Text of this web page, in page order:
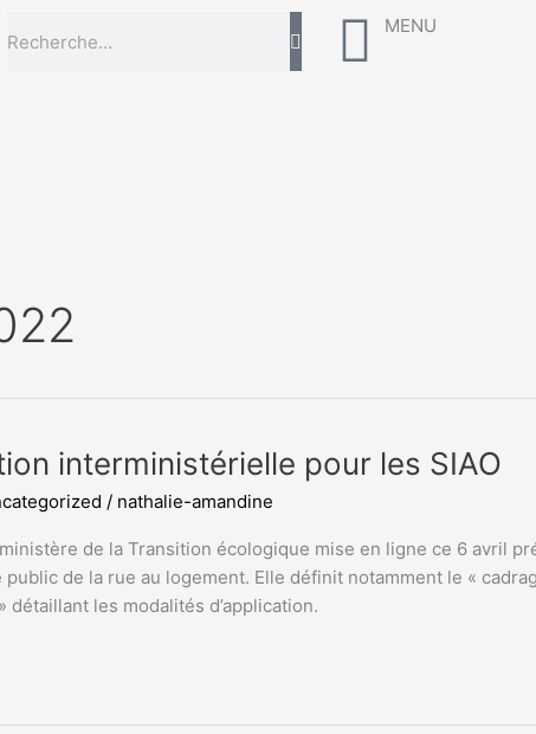
MENU
interministérielle pour les SIAO
/ nathalie-amandine
de la Transition écologique mise en ligne ce 6 avril
de la rue au logement. Elle définit notamment le «
détaillant les modalités d’application.